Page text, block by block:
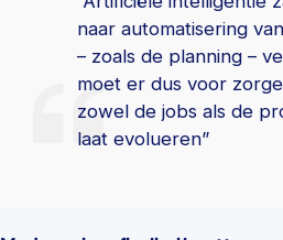
naar automatisering
– zoals de planning –
moet er dus voor
zowel de jobs als de
laat evolueren”